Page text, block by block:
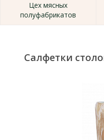
Цех мясных
полуфабрикатов
Салфетки